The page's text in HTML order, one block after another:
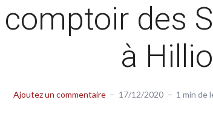
des
à
Ajoutez un commentaire 17/12/2020 1 min de